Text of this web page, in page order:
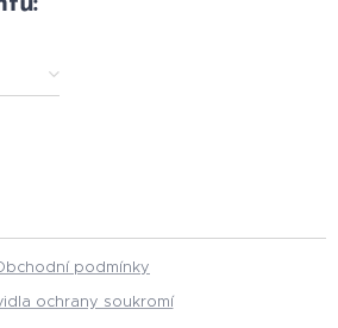
podmínky
ochrany soukromí